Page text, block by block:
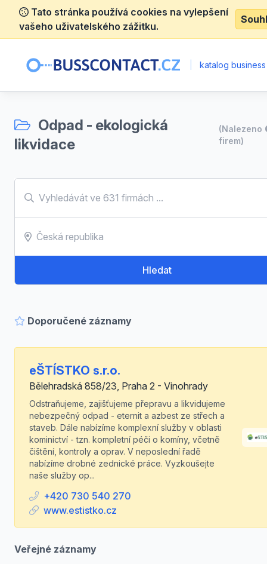
Tato stránka používá cookies na vylepšení
vašeho uživatelského zážitku.
katalog
Odpad - ekologická
likvidace
(Nalezeno
firem)
Hledat
Doporučené záznamy
eŠTÍSTKO s.r.o.
Bělehradská 858/23, Praha 2 - Vinohrady
Odstraňujeme, zajišťujeme přepravu a likvidujeme
nebezpečný odpad - eternit a azbest ze střech a
staveb. Dále nabízíme komplexní služby v oblasti
kominictví - tzn. kompletní péči o komíny, včetně
čištění, kontroly a oprav. V neposlední řadě
nabízíme drobné zednické práce. Vyzkoušejte
naše služby op...
+420 730 540 270
www.estistko.cz
Veřejné záznamy